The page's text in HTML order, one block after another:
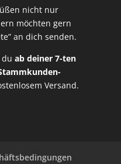
nicht nur
möchten gern
an dich senden.
ab deiner 7-ten
Versand.